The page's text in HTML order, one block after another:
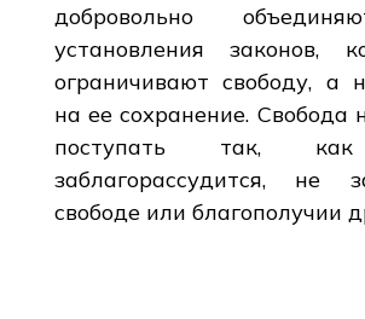
добровольно
установления законов,
ограничивают свободу, а
на ее сохранение. Свобода
поступать так,
заблагорассудится, не
свободе или благополучии